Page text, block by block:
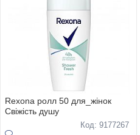
Rexona ролл 50 для_жінок
Свіжість душу
Код: 9177267